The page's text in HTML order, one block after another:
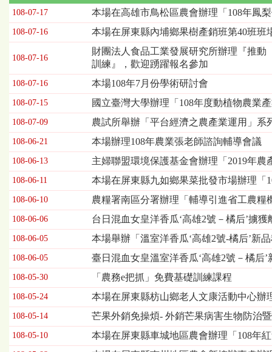
活
動
訊
列
表，
欄
位
依
序
為：
布
日
標
題
108-07-17 本場在高雄市鳥松區農會辦理「108年鳳
108-07-16 本場在屏東縣內埔鄉果樹產銷班第40班
108-07-16
財團法人食品工業發展研究所辦理『推
訓練』，歡迎踴躍報名參加
108-07-16 本場108年7月份學術研討會
108-07-15 國立臺灣大學辦理「108年度動植物農業
108-07-09 農試所舉辦「平台經濟之農產業運用」系
108-06-21 本場辦理108年農業張老師諮詢輔導會議
108-06-13 主婦聯盟環境保護基金會辦理「2019年
108-06-11 本場在屏東縣九如鄉果菜批發市場辦理「
108-06-10 農糧署南區分署辦理「輔導引進省工農
108-06-06 台日混血女皇洋香瓜‘高雄2號－橘后’擄獲
108-06-05 本場舉辦「溫室洋香瓜‘高雄2號-橘后’新
108-06-05 臺日混血女皇溫室洋香瓜‘高雄2號－橘后
108-05-30 「農務e把抓」免費基礎訓練課程
108-05-24 本場在屏東縣枋山鄉老人文康活動中心辦
108-05-14 芒果外銷免操煩- 外銷芒果病害生物防治
108-05-10 本場在屏東縣車城地區農會辦理「108年